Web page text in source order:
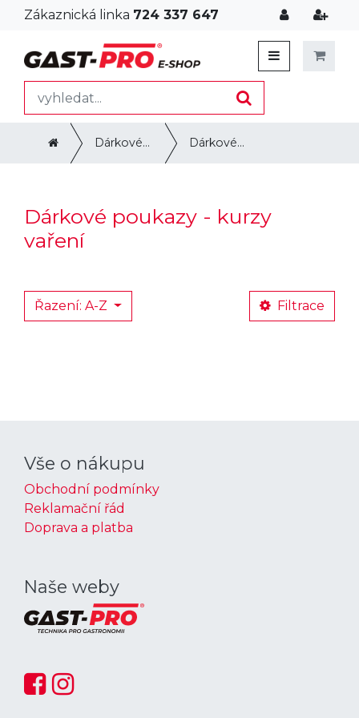
Zákaznická linka 724 337 647
Dárkové poukazy Dárkové poukazy - kurzy vaření
Dárkové poukazy - kurzy
vaření
Řazení: A-Z Filtrace
Vše o nákupu
Obchodní podmínky
Reklamační řád
Doprava a platba
Naše weby